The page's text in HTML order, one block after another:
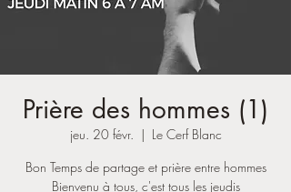
Prière des hommes (1)
jeu. 20 févr.
  |
Le Cerf Blanc
Bon Temps de partage et prière entre hommes
Bienvenu à tous, c'est tous les jeudis